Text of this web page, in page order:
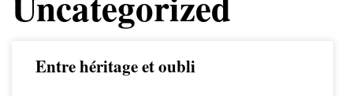
Entre héritage et oubli